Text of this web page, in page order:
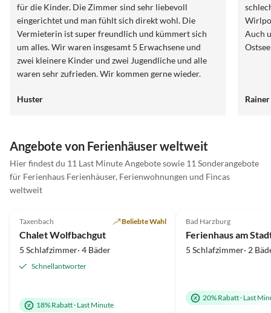
für die Kinder. Die Zimmer sind sehr liebevoll
eingerichtet und man fühlt sich direkt wohl. Die
Vermieterin ist super freundlich und kümmert sich
um alles. Wir waren insgesamt 5 Erwachsene und
zwei kleinere Kinder und zwei Jugendliche und alle
waren sehr zufrieden. Wir kommen gerne wieder.
Urlaub.
Huster
Auch
Angebote von Ferienhäuser weltweit
Hier findest du 11 Last Minute Angebote sowie 11 Sonderangebote
für Ferienhaus Ferienhäuser, Ferienwohnungen und Fincas
weltweit
Taxenbach Beliebte Wahl
Chalet Wolfbachgut
5 Schlafzimmer· 4 Bäder
Schnellantworter
18% Rabatt· Last Minute
Bad Harzburg
Ferienhaus am
5 Schlafzimmer· 2
20% Rabatt· Last